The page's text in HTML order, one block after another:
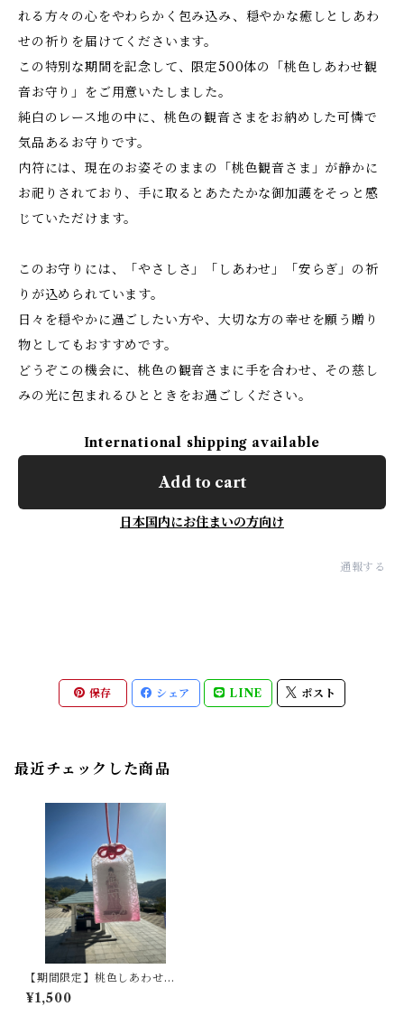
れる方々の心をやわらかく包み込み、穏やかな癒しとしあわ
せの祈りを届けてくださいます。
この特別な期間を記念して、限定500体の「桃色しあわせ観
音お守り」をご用意いたしました。
純白のレース地の中に、桃色の観音さまをお納めした可憐で
気品あるお守りです。
内符には、現在のお姿そのままの「桃色観音さま」が静かに
お祀りされており、手に取るとあたたかな御加護をそっと感
じていただけます。
このお守りには、「やさしさ」「しあわせ」「安らぎ」の祈
りが込められています。
日々を穏やかに過ごしたい方や、大切な方の幸せを願う贈り
物としてもおすすめです。
どうぞこの機会に、桃色の観音さまに手を合わせ、その慈し
みの光に包まれるひとときをお過ごしください。
International shipping available
Add to cart
日本国内にお住まいの方向け
通報する
保存 シェア LINE ポスト
最近チェックした商品
【期間限定】桃色しあわせレ
ースお守り
¥1,500